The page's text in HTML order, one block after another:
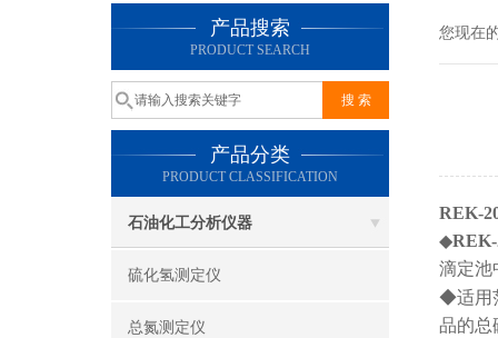
产品搜索
PRODUCT SEARCH
产品分类
PRODUCT CLASSIFICATION
石油化工分析仪器
硫化氢测定仪
总氮测定仪
您现在
REK-
◆
滴定池
◆适用
品的总